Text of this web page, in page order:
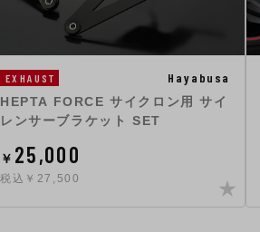
EXHAUST Hayabusa
HEPTA FORCE サイクロン用 サイ
レンサーブラケット SET
￥ 25,000
税込￥27,500